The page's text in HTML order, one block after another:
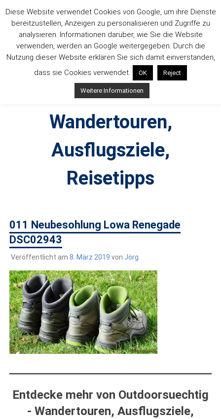
Inhalt
springen
Outdoorsuechtig –
Wandertouren,
Ausflugsziele,
Reisetipps
draußen sind. In Deutschland und überall!
011 Neubesohlung Lowa Renegade
DSC02943
Veröffentlicht am 8. März 2019 von Jörg
Entdecke mehr von Outdoorsuechtig
- Wandertouren, Ausflugsziele,
Diese Website verwendet Cookies von Google, um ihre Dienste
bereitzustellen, Anzeigen zu personalisieren und Zugriffe zu
analysieren. Informationen darüber, wie Sie die Website
verwenden, werden an Google weitergegeben. Durch die
Nutzung dieser Website erklären Sie sich damit einverstanden,
dass sie Cookies verwendet.
OK Reject
Weitere Informationen